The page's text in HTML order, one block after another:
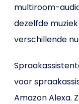
multiroom-
dezelfde
verschillende
voor
Amazon Alexa.